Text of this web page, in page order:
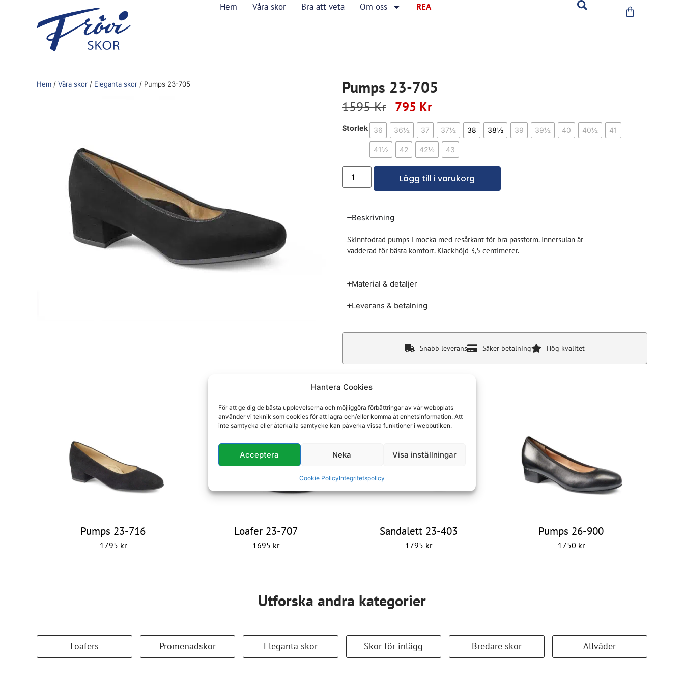
Hantera Cookies
För att ge dig de bästa upplevelserna och möjliggöra förbättringar av vår webbplats
använder vi teknik som cookies för att lagra och/eller komma åt enhetsinformation. Att
inte samtycka eller återkalla samtycke kan påverka vissa funktioner i webbutiken.
Acceptera Neka Visa inställningar
Cookie PolicyIntegritetspolicy
Hem Våra skor Bra att veta Om oss REA
Hem / Våra skor / Eleganta skor / Pumps 23-705 Pumps 23-705
1595Kr 795 Kr
Storlek 36 36½ 37 37½ 38 38½ 39 39½ 40 40½ 41
41½ 42 42½ 43
Lägg till i varukorg
Beskrivning
Skinnfodrad pumps i mocka med resårkant för bra passform. Innersulan är
vadderad för bästa komfort. Klackhöjd 3,5 centimeter.
Material & detaljer
Leverans & betalning
Snabb leverans Säker betalning Hög kvalitet
Du kanske även gillar
Pumps 26-900
1750 kr
Sandalett 23-403
1795 kr
Loafer 23-707
1695 kr
Pumps 23-716
1795 kr
Utforska andra kategorier
Loafers Promenadskor Eleganta skor Skor för inlägg Bredare skor Allväder